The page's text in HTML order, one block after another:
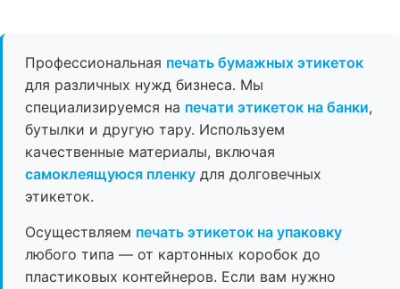
Профессиональная печать бумажных этикеток
для различных нужд бизнеса. Мы
специализируемся на печати этикеток на банки,
бутылки и другую тару. Используем
качественные материалы, включая
самоклеящуюся пленку для долговечных
этикеток.
Осуществляем печать этикеток на упаковку
любого типа — от картонных коробок до
пластиковых контейнеров. Если вам нужно